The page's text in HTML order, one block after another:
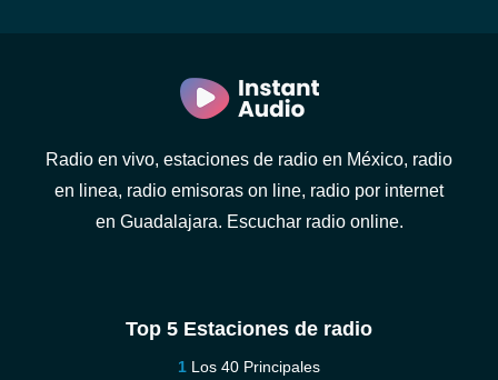
Radio en vivo, estaciones de radio en México, radio
en linea, radio emisoras on line, radio por internet
en Guadalajara. Escuchar radio online.
Top 5 Estaciones de radio
Los 40 Principales